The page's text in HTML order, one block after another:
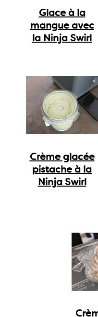
Glace à la
mangue avec
la Ninja Swirl
Crème glacée
pistache à la
Ninja Swirl